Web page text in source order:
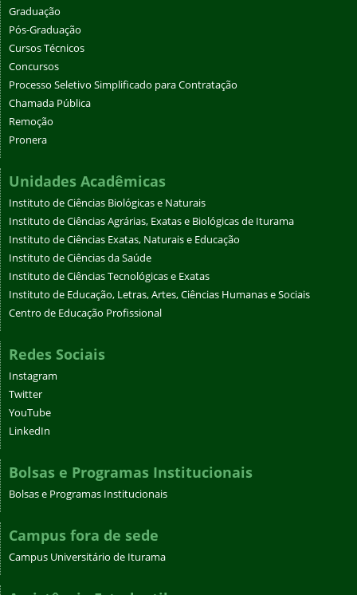
Graduação
Pós-Graduação
Cursos Técnicos
Concursos
Processo Seletivo Simplificado para Contratação
Chamada Pública
Remoção
Pronera
Unidades Acadêmicas
Instituto de Ciências Biológicas e Naturais
Instituto de Ciências Agrárias, Exatas e Biológicas de Iturama
Instituto de Ciências Exatas, Naturais e Educação
Instituto de Ciências da Saúde
Instituto de Ciências Tecnológicas e Exatas
Instituto de Educação, Letras, Artes, Ciências Humanas e Sociais
Centro de Educação Profissional
Redes Sociais
Instagram
Twitter
YouTube
LinkedIn
Bolsas e Programas Institucionais
Bolsas e Programas Institucionais
Campus fora de sede
Campus Universitário de Iturama